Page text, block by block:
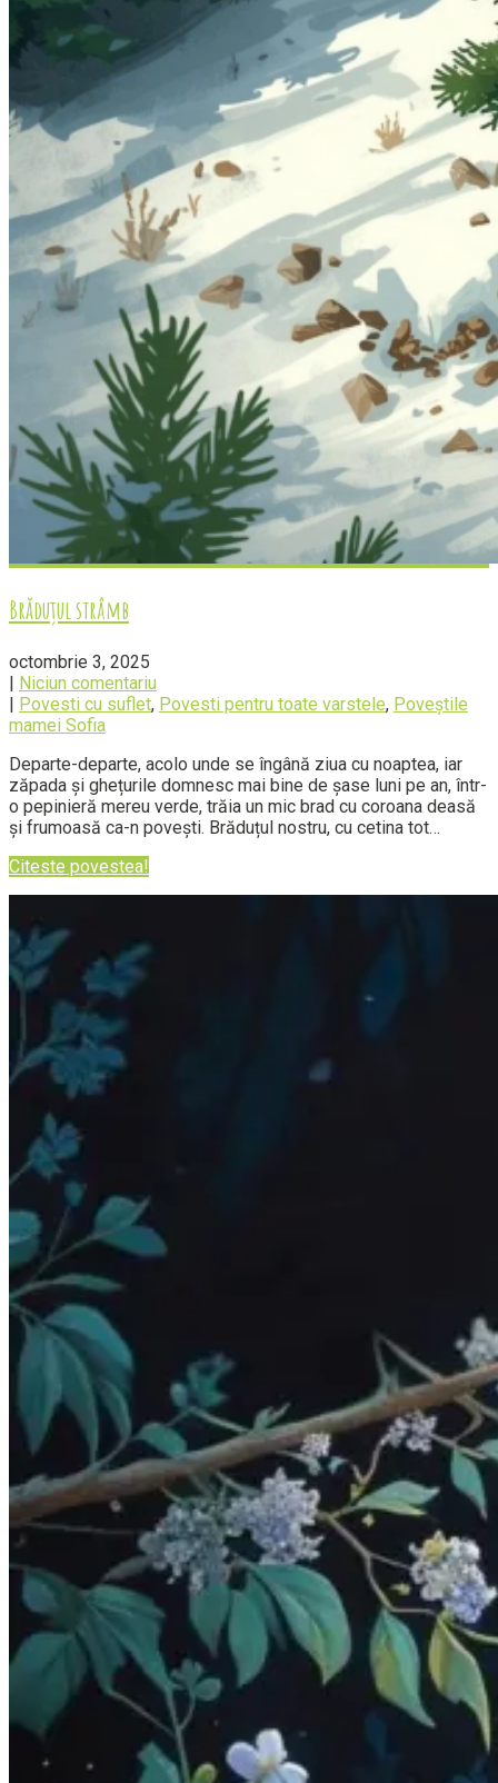
Brăduțul strâmb
octombrie 3, 2025
| Niciun comentariu
| Povesti cu suflet, Povesti pentru toate varstele, Poveștile
mamei Sofia
Departe-departe, acolo unde se îngână ziua cu noaptea, iar
zăpada și ghețurile domnesc mai bine de șase luni pe an, într-
o pepinieră mereu verde, trăia un mic brad cu coroana deasă
și frumoasă ca-n povești. Brăduțul nostru, cu cetina tot…
Citeste povestea!